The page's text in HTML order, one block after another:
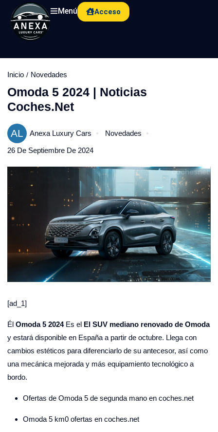
Menú Acceso
Inicio Novedades
Omoda 5 2024 | Noticias
Coches.net
AL Anexa Luxury Cars Novedades
26 De Septiembre De 2024
[ad_1]
Él Omoda 5 2024Es el El SUV mediano renovado de Omoda
y estará disponible en España a partir de octubre. Llega con
cambios estéticos para diferenciarlo de su antecesor, así como
una mecánica mejorada y más equipamiento tecnológico a
bordo.
Ofertas de Omoda 5 de segunda mano en coches.net
Omoda 5 km0 ofertas en coches.net